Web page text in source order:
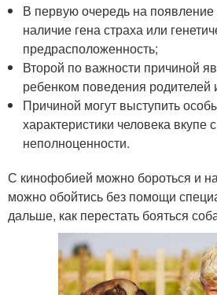
В первую очередь на появление
наличие гена страха или
предрасположенность;
Второй по важности причиной
ребенком поведения родителей
Причиной могут выступить
характеристики человека вкупе
неполноценности.
С кинофобией можно бороться и
можно обойтись без помощи
дальше, как перестать бояться